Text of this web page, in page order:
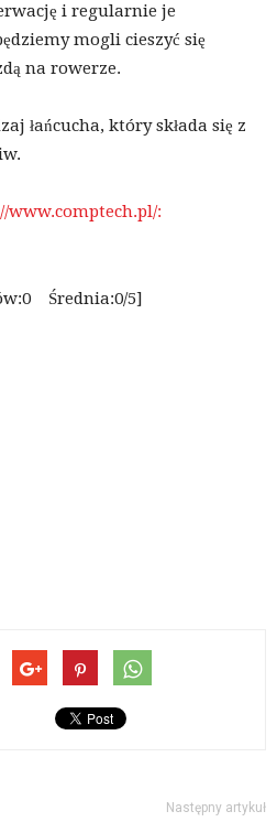
i regularnie je
mogli cieszyć się
na rowerze.
łańcucha, który składa się z
www.comptech.pl/:
Średnia:0/5]
Następny artykuł